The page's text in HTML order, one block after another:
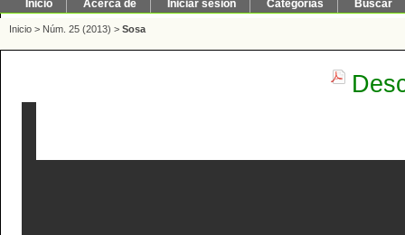
Inicio Acerca de Iniciar sesión Categorías Buscar
Inicio > Núm. 25 (2013) > Sosa